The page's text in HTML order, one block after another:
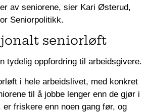
av seniorene, sier Kari Østerud,
Seniorpolitikk.
seniorløft
tydelig oppfordring til arbeidsgivere.
i hele arbeidslivet, med konkret
til å jobbe lenger enn de gjør i
er friskere enn noen gang før, og